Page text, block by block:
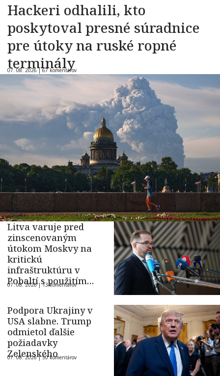
Hackeri odhalili, kto
poskytoval presné súradnice
pre útoky na ruské ropné
terminály
07. 08. 2026 |67 komentárov
Litva varuje pred
zinscenovaným
útokom Moskvy na
kritickú
infraštruktúru v
Pobaltí s použitím
ukrajinského dronu
07. 08. 2026 |13 komentárov
Podpora Ukrajiny v
USA slabne. Trump
odmietol ďalšie
požiadavky
Zelenského
07. 08. 2026 |50 komentárov